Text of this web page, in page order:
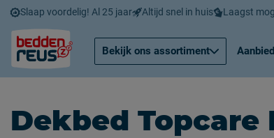
Slaap voordelig! Al 25 jaar Altijd snel in huis Laagst
Bekijk ons assortiment
Dekbed Topcare